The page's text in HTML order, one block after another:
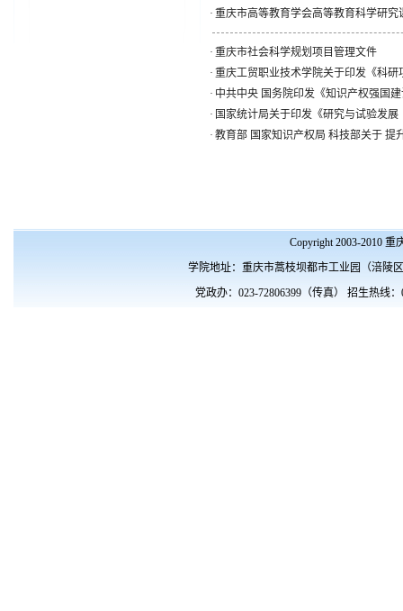
· 重庆市高等教育学会高等教育科学研究
· 重庆市社会科学规划项目管理文件
· 重庆工贸职业技术学院关于印发《科
· 中共中央 国务院印发《知识产权强国
· 国家统计局关于印发《研究与试验发
· 教育部 国家知识产权局 科技部关于 提
Copyright 2003-2010
学院地址：重庆市蒿枝坝都市工业园（涪陵
党政办：023-72806399（传真） 招生热线：